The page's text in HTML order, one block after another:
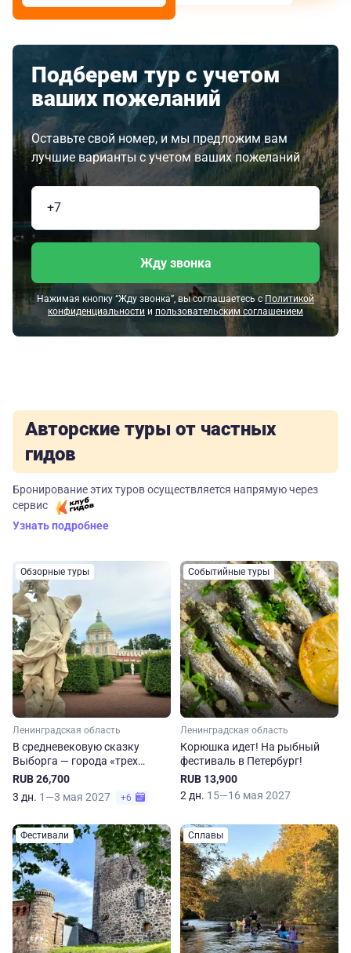
Подберем тур с учетом
ваших пожеланий
Оставьте свой номер, и мы предложим вам
лучшие варианты с учетом ваших пожеланий
Жду звонка
Нажимая кнопку “Жду звонка”, вы соглашаетесь с Политикой
конфиденциальности и пользовательским соглашением
Авторские туры от частных
гидов
Бронирование этих туров осуществляется напрямую через
сервис
Узнать подробнее
Обзорные туры
Ленинградская область
В средневековую сказку
Выборга — города «трех
корон»
RUB 26,700
3 дн. 1—3 мая 2027 +6
Событийные туры
Ленинградская область
Корюшка идет! На рыбный
фестиваль в Петербург!
RUB 13,900
2 дн. 15—16 мая 2027
Фестивали Сплавы